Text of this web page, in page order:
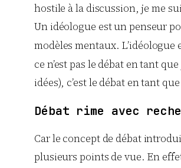
hostile à la discussion, je me
Un idéologue est un penseur
modèles mentaux. L’idéologue
ce n’est pas le débat en tant que
idées), c’est le débat en tant que
Débat rime avec
Car le concept de débat
plusieurs points de vue. En